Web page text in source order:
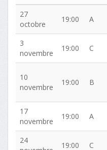
27
octobre
19:00 A
3
novembre
19:00 C
10
novembre
19:00 B
17
novembre
19:00 A
24
19:00 C